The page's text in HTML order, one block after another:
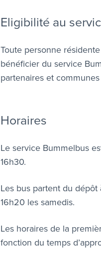
Eligibilité au
Toute personne
bénéficier du service
partenaires et
Horaires
Le service Bummelbus
16h30.
Les bus partent du
16h20 les samedis.
Les horaires de la
fonction du temps